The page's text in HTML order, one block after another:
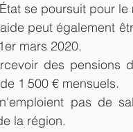
se poursuit pour le
peut également
mars 2020.
des pensions
1 500 € mensuels.
pas de
la région.